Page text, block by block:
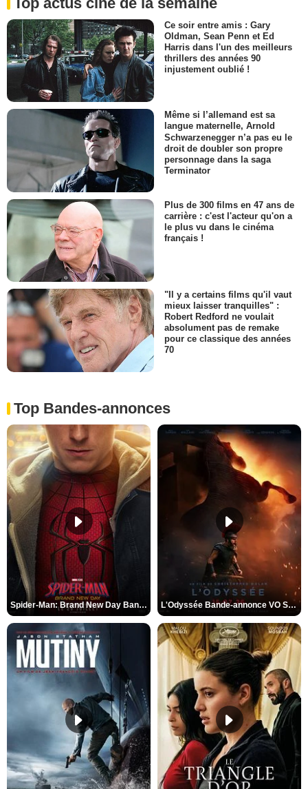
Ce soir entre amis : Gary
Oldman, Sean Penn et Ed
Harris dans l'un des meilleurs
thrillers des années 90
injustement oublié !
Même si l’allemand est sa
langue maternelle, Arnold
Schwarzenegger n’a pas eu le
droit de doubler son propre
personnage dans la saga
Terminator
Plus de 300 films en 47 ans de
carrière : c'est l'acteur qu'on a
le plus vu dans le cinéma
français !
"Il y a certains films qu'il vaut
mieux laisser tranquilles" :
Robert Redford ne voulait
absolument pas de remake
pour ce classique des années
70
Top Bandes-annonces
Spider-Man: Brand New Day Bande-annonce VO STFR L'Odyssée Bande-annonce VO STFR